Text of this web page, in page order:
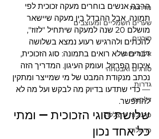
מדרגות
שערים חשמליים ומעוצבים
סורגים
אלומיניום
סורגים ואבטחה
גדרות
דלתות
פרגולות והצללה
פרגולות
הרבה אנשים בוחרים מעקה זכוכית לפי
תמונה. אבל ההבדל בין מעקה שיישאר
מושלם 20 שנה למעקה שיתחיל "לזוז",
להכתים ולהרגיש רעוע נמצא בשלושה
דברים שלא רואים בתמונה: סוג הזכוכית,
איכות הפרזול, ועומק העיגון. המדריך הזה
נכתב מנקודת המבט של מי שמייצר ומתקין
— כדי שתדעו בדיוק מה לבקש ועל מה לא
להתפשר.
שלושת סוגי הזכוכית — ומתי
כל אחד נכון